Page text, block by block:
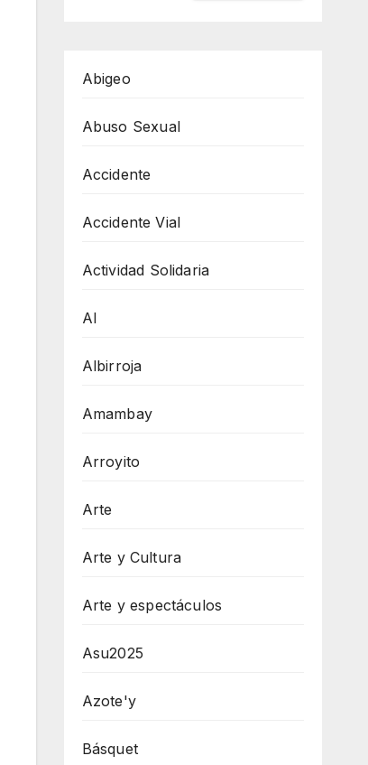
Abigeo
Abuso Sexual
Accidente
Accidente Vial
Actividad Solidaria
AI
Albirroja
Amambay
Arroyito
Arte
Arte y Cultura
Arte y espectáculos
Asu2025
Azote'y
Básquet